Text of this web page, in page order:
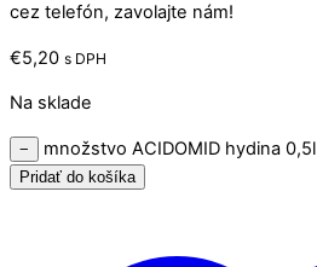
cez telefón, zavolajte nám!
€5,20 s DPH
Na sklade
− množstvo ACIDOMID hydina 0,5l
Pridať do košíka